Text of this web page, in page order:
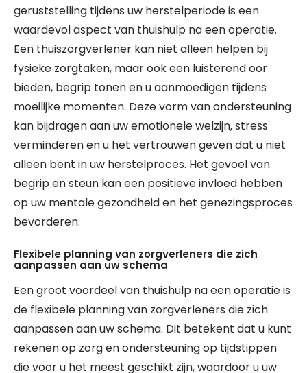
geruststelling tijdens uw herstelperiode is een
waardevol aspect van thuishulp na een operatie.
Een thuiszorgverlener kan niet alleen helpen bij
fysieke zorgtaken, maar ook een luisterend oor
bieden, begrip tonen en u aanmoedigen tijdens
moeilijke momenten. Deze vorm van ondersteuning
kan bijdragen aan uw emotionele welzijn, stress
verminderen en u het vertrouwen geven dat u niet
alleen bent in uw herstelproces. Het gevoel van
begrip en steun kan een positieve invloed hebben
op uw mentale gezondheid en het genezingsproces
bevorderen.
Flexibele planning van zorgverleners die zich
aanpassen aan uw schema
Een groot voordeel van thuishulp na een operatie is
de flexibele planning van zorgverleners die zich
aanpassen aan uw schema. Dit betekent dat u kunt
rekenen op zorg en ondersteuning op tijdstippen
die voor u het meest geschikt zijn, waardoor u uw